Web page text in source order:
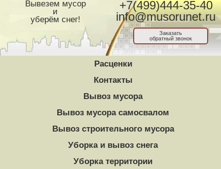
Вывезем мусор
и
уберём снег!
+7(499)444-35-40
info@musorunet.ru
Заказать
обратный звонок
Расценки
Контакты
Вывоз мусора
Вывоз мусора самосвалом
Вывоз строительного мусора
Уборка и вывоз снега
Уборка территории